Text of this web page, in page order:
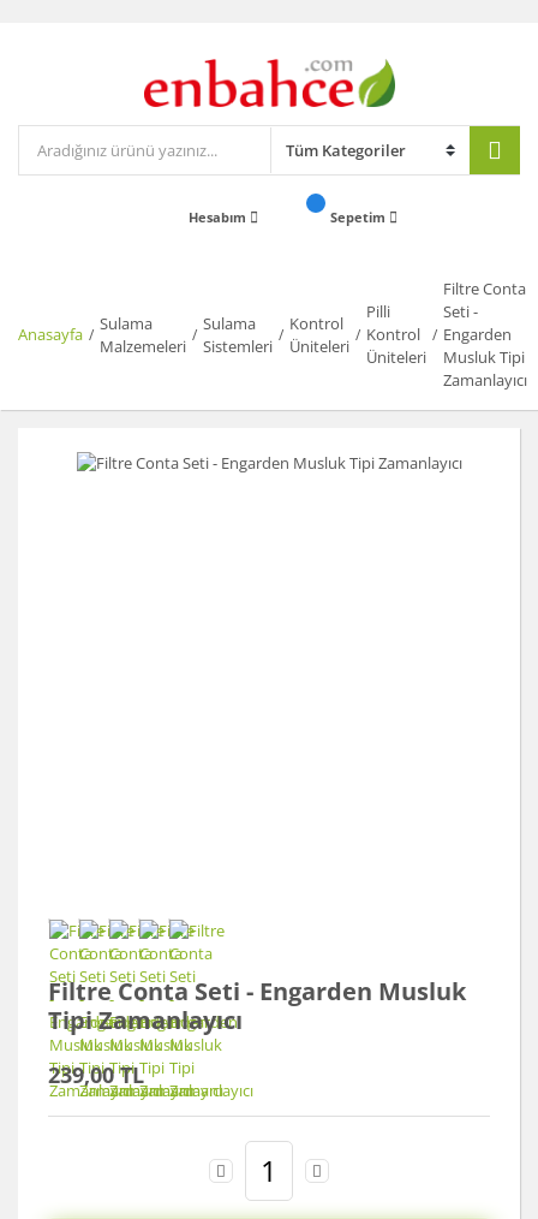
Hesabım Sepetim
Anasayfa
Sulama
Malzemeleri
Sulama
Sistemleri
Kontrol
Üniteleri
Pilli
Kontrol
Üniteleri
Filtre Conta
Seti -
Engarden
Musluk Tipi
Zamanlayıcı
Filtre Conta Seti - Engarden Musluk
Tipi Zamanlayıcı
239,00 TL